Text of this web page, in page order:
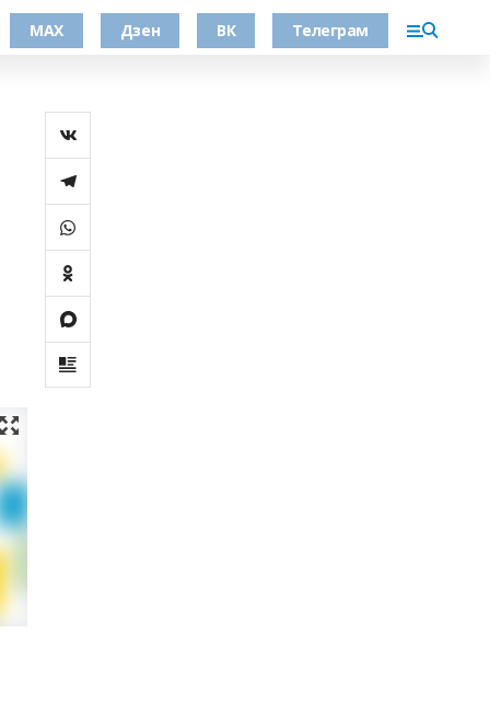
МАХ Дзен ВК Телеграм